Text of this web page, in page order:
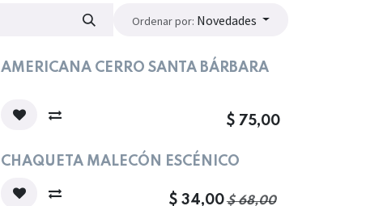
Ordenar por: Novedades
AMERICANA CERRO SANTA BÁRBARA
$ 75,00
Oferta
CHAQUETA MALECÓN ESCÉNICO
$ 34,00$68,00